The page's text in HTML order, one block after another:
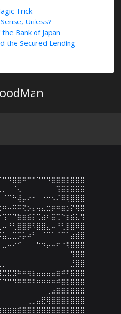
Trick
Unless?
Bank of Japan
the Secured Lending